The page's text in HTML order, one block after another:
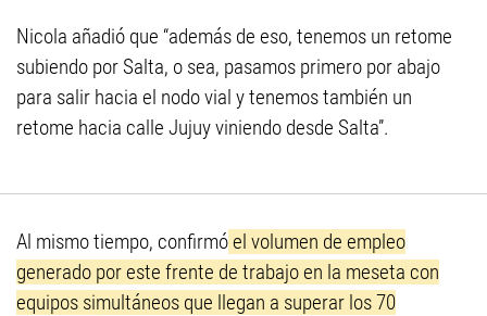
Nicola añadió que “además de eso, tenemos un retome
subiendo por Salta, o sea, pasamos primero por abajo
para salir hacia el nodo vial y tenemos también un
retome hacia calle Jujuy viniendo desde Salta”.
Al mismo tiempo, confirmóel volumen de empleo
generado por este frente de trabajo en la meseta con
equipos simultáneos que llegan a superar los 70